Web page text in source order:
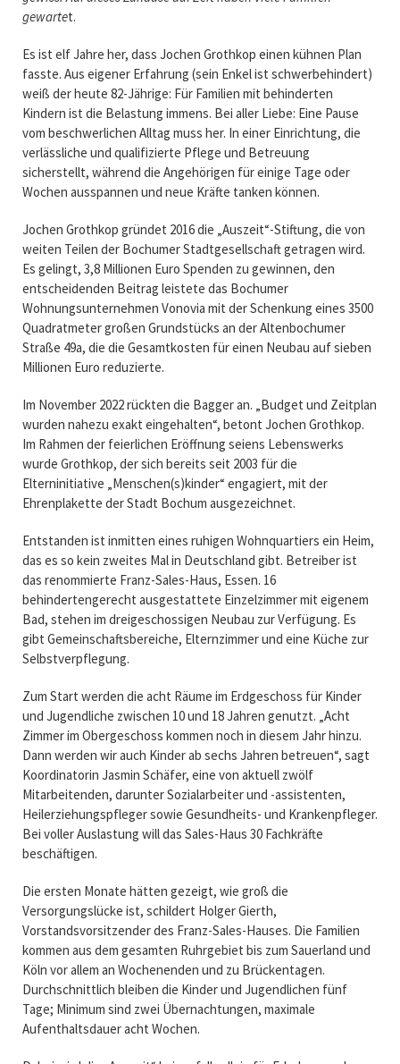
gewartet.
Es ist elf Jahre her, dass Jochen Grothkop einen kühnen Plan
fasste. Aus eigener Erfahrung (sein Enkel ist schwerbehindert)
weiß der heute 82-Jährige: Für Familien mit behinderten
Kindern ist die Belastung immens. Bei aller Liebe: Eine Pause
vom beschwerlichen Alltag muss her. In einer Einrichtung, die
verlässliche und qualifizierte Pflege und Betreuung
sicherstellt, während die Angehörigen für einige Tage oder
Wochen ausspannen und neue Kräfte tanken können.
Jochen Grothkop gründet 2016 die „Auszeit“-Stiftung, die von
weiten Teilen der Bochumer Stadtgesellschaft getragen wird.
Es gelingt, 3,8 Millionen Euro Spenden zu gewinnen, den
entscheidenden Beitrag leistete das Bochumer
Wohnungsunternehmen Vonovia mit der Schenkung eines 3500
Quadratmeter großen Grundstücks an der Altenbochumer
Straße 49a, die die Gesamtkosten für einen Neubau auf sieben
Millionen Euro reduzierte.
Im November 2022 rückten die Bagger an. „Budget und Zeitplan
wurden nahezu exakt eingehalten“, betont Jochen Grothkop.
Im Rahmen der feierlichen Eröffnung seiens Lebenswerks
wurde Grothkop, der sich bereits seit 2003 für die
Elterninitiative „Menschen(s)kinder“ engagiert, mit der
Ehrenplakette der Stadt Bochum ausgezeichnet.
Entstanden ist inmitten eines ruhigen Wohnquartiers ein Heim,
das es so kein zweites Mal in Deutschland gibt. Betreiber ist
das renommierte Franz-Sales-Haus, Essen. 16
behindertengerecht ausgestattete Einzelzimmer mit eigenem
Bad, stehen im dreigeschossigen Neubau zur Verfügung. Es
gibt Gemeinschaftsbereiche, Elternzimmer und eine Küche zur
Selbstverpflegung.
Zum Start werden die acht Räume im Erdgeschoss für Kinder
und Jugendliche zwischen 10 und 18 Jahren genutzt. „Acht
Zimmer im Obergeschoss kommen noch in diesem Jahr hinzu.
Dann werden wir auch Kinder ab sechs Jahren betreuen“, sagt
Koordinatorin Jasmin Schäfer, eine von aktuell zwölf
Mitarbeitenden, darunter Sozialarbeiter und -assistenten,
Heilerziehungspfleger sowie Gesundheits- und Krankenpfleger.
Bei voller Auslastung will das Sales-Haus 30 Fachkräfte
beschäftigen.
Die ersten Monate hätten gezeigt, wie groß die
Versorgungslücke ist, schildert Holger Gierth,
Vorstandsvorsitzender des Franz-Sales-Hauses. Die Familien
kommen aus dem gesamten Ruhrgebiet bis zum Sauerland und
Köln vor allem an Wochenenden und zu Brückentagen.
Durchschnittlich bleiben die Kinder und Jugendlichen fünf
Tage; Minimum sind zwei Übernachtungen, maximale
Aufenthaltsdauer acht Wochen.